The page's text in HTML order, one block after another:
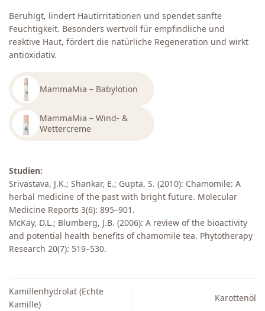
Beruhigt, lindert Hautirritationen und spendet sanfte
Feuchtigkeit. Besonders wertvoll für empfindliche und
reaktive Haut, fördert die natürliche Regeneration und wirkt
antioxidativ.
MammaMia – Babylotion
MammaMia – Wind- &
Wettercreme
Studien:
Srivastava, J.K.; Shankar, E.; Gupta, S. (2010): Chamomile: A
herbal medicine of the past with bright future. Molecular
Medicine Reports 3(6): 895–901.
McKay, D.L.; Blumberg, J.B. (2006): A review of the bioactivity
and potential health benefits of chamomile tea. Phytotherapy
Research 20(7): 519–530.
Kamillenhydrolat (Echte
Kamille)
Karottenöl